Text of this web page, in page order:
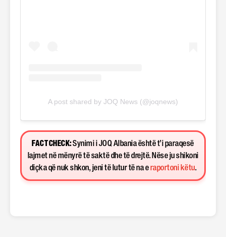
A post shared by JOQ News (@joqnews)
FACT CHECK:Synimi i JOQ Albania është t’i paraqesë
lajmet në mënyrë të saktë dhe të drejtë. Nëse ju shikoni
diçka që nuk shkon, jeni të lutur të na e raportoni këtu.